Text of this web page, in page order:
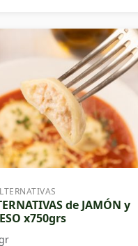
de JAMÓN y
x750grs